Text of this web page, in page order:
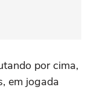
por cima,
em jogada